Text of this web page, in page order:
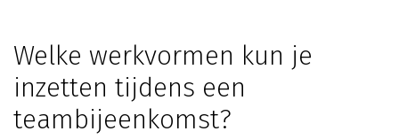
Welke werkvormen kun je
inzetten tijdens een
teambijeenkomst?